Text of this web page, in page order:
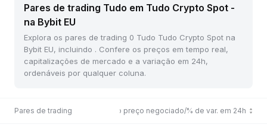
Pares de trading Tudo em Tudo Crypto Spot -
na Bybit EU
Explora os pares de trading 0 Tudo Tudo Crypto Spot na
Bybit EU, incluindo . Confere os preços em tempo real,
capitalizações de mercado e a variação em 24h,
ordenáveis por qualquer coluna.
Pares de trading Último preço negociado/% de var. em 24h